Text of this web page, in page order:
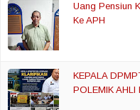
Uang Pensiun
Ke APH
KEPALA
POLEMIK